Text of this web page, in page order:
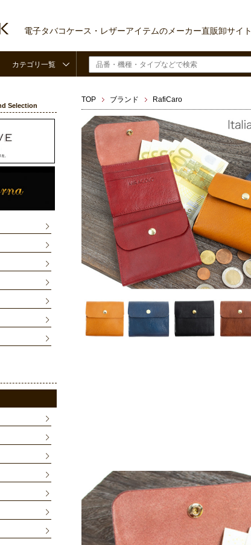
電子タバコケース・レザーアイテムのメーカー直販卸サイト
カテゴリ一覧
TOP ブランド RafiCaro
Selection